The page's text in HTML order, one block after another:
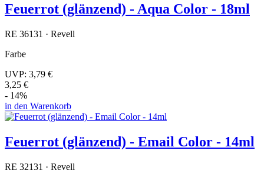
Feuerrot (glänzend) - Aqua Color - 18ml
RE 36131 · Revell
Farbe
UVP: 3,79 €
3,25 €
- 14%
in den Warenkorb
Feuerrot (glänzend) - Email Color - 14ml
RE 32131 · Revell